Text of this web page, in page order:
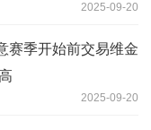
2025-09-20
赛季开始前交易维金
2025-09-20